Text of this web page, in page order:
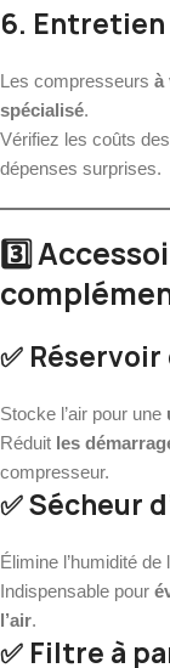
6.
Les compresseurs à
spécialisé.
Vérifiez les coûts des
dépenses surprises.
3️⃣
✅
Stocke l’air pour une
Réduit les
compresseur.
✅ Sécheur
Élimine l’humidité de
Indispensable pour
l’air.
✅ Filtre à